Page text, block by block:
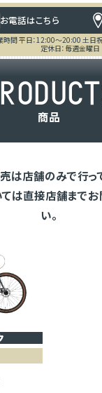
お電話はこちら
時間 平日：12:00～20:00 土日
定休日：毎週金曜日
ODUCT
商品
は店舗のみで行っ
は直接店舗までお
い。